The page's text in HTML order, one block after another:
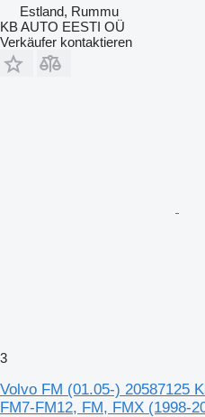
Estland, Rummu
KB AUTO EESTI OÜ
Verkäufer kontaktieren
3
Volvo FM (01.05-) 20587125
FM7-FM12, FM, FMX (1998-